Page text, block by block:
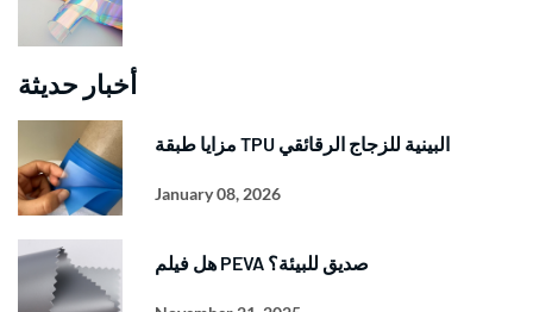
أخبار حديثة
مزايا طبقة TPU البينية للزجاج الرقائقي
January 08, 2026
هل فيلم PEVA صديق للبيئة؟